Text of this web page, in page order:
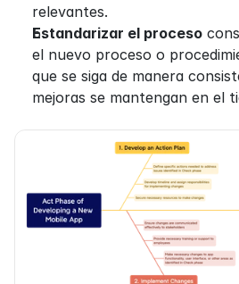
relevantes.
Estandarizar el proceso
el nuevo proceso o
que se siga de manera
mejoras se mantengan en el